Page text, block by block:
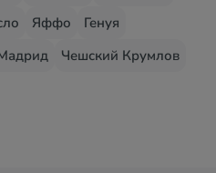
Яффо
Генуя
Чешский Крумлов